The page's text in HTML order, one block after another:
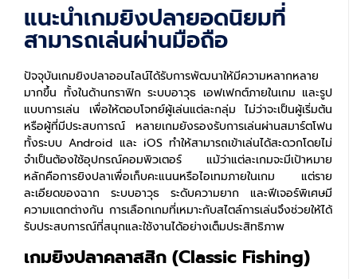
แนะนำเกมยิงปลายอดนิยมที่
สามารถเล่นผ่านมือถือ
ปัจจุบันเกมยิงปลาออนไลน์ได้รับการพัฒนาให้มีความหลากหลาย
มากขึ้น ทั้งในด้านกราฟิก ระบบอาวุธ เอฟเฟกต์ภายในเกม และรูป
แบบการเล่น เพื่อให้ตอบโจทย์ผู้เล่นแต่ละกลุ่ม ไม่ว่าจะเป็นผู้เริ่มต้น
หรือผู้ที่มีประสบการณ์ หลายเกมยังรองรับการเล่นผ่านสมาร์ตโฟน
ทั้งระบบ Android และ iOS ทำให้สามารถเข้าเล่นได้สะดวกโดยไม่
จำเป็นต้องใช้อุปกรณ์คอมพิวเตอร์ แม้ว่าแต่ละเกมจะมีเป้าหมาย
หลักคือการยิงปลาเพื่อเก็บคะแนนหรือไอเทมภายในเกม แต่ราย
ละเอียดของฉาก ระบบอาวุธ ระดับความยาก และฟีเจอร์พิเศษมี
ความแตกต่างกัน การเลือกเกมที่เหมาะกับสไตล์การเล่นจึงช่วยให้ได้
รับประสบการณ์ที่สนุกและใช้งานได้อย่างเต็มประสิทธิภาพ
เกมยิงปลาคลาสสิก (Classic Fishing)